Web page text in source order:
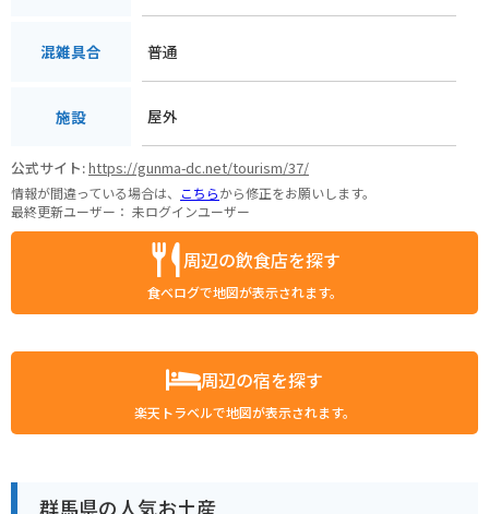
混雑具合 普通
施設 屋外
公式サイト:https://gunma-dc.net/tourism/37/
情報が間違っている場合は、 こちらから修正をお願いします。
最終更新ユーザー： 未ログインユーザー
周辺の飲食店を探す
食べログで地図が表示されます。
周辺の宿を探す
楽天トラベルで地図が表示されます。
群馬県の人気お土産